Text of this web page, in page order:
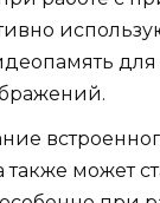
также может